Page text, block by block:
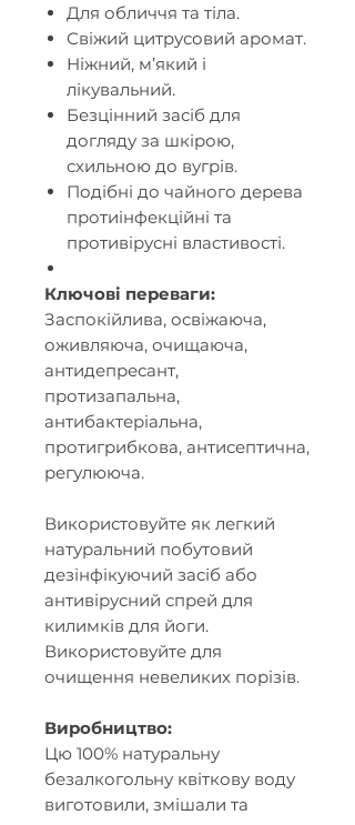
Для обличчя та тіла.
Свіжий цитрусовий аромат.
Ніжний, м’який і
лікувальний.
Безцінний засіб для
догляду за шкірою,
схильною до вугрів.
Подібні до чайного дерева
протиінфекційні та
противірусні властивості.
Ключові переваги:
Заспокійлива, освіжаюча,
оживляюча, очищаюча,
антидепресант,
протизапальна,
антибактеріальна,
протигрибкова, антисептична,
регулююча.
Використовуйте як легкий
натуральний побутовий
дезінфікуючий засіб або
антивірусний спрей для
килимків для йоги.
Використовуйте для
очищення невеликих порізів.
Виробництво:
Цю 100% натуральну
безалкогольну квіткову воду
виготовили, змішали та